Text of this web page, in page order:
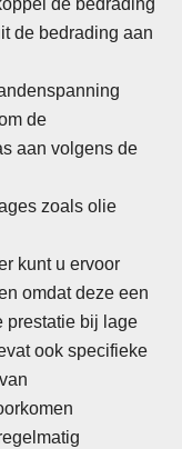
de bedrading
de bedrading aan
de
aan volgens de
zoals olie
kunt u ervoor
omdat deze een
prestatie bij lage
ook specifieke